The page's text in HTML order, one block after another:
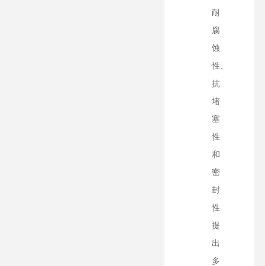
耐
腐
蚀
性、
抗
堵
塞
性
和
密
封
性
提
出
多